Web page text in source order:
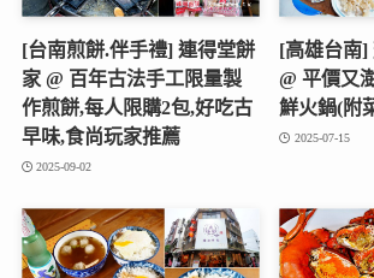
[台南煎餅.伴手禮] 連得堂餅
家 @ 百年古法手工限量製
作煎餅,每人限購2包,好吃古
早味,食尚玩家推薦
2025-09-02
[高雄台南]
@ 平價又
鮮火鍋(附
2025-07-15